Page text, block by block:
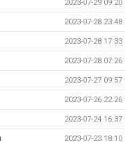
2023-07-29 09:20
2023-07-28 23:48
2023-07-28 17:33
2023-07-28 07:26
2023-07-27 09:57
2023-07-26 22:26
2023-07-24 16:37
2023-07-23 18:10